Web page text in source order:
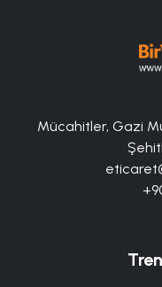
Mücahitler, Gazi